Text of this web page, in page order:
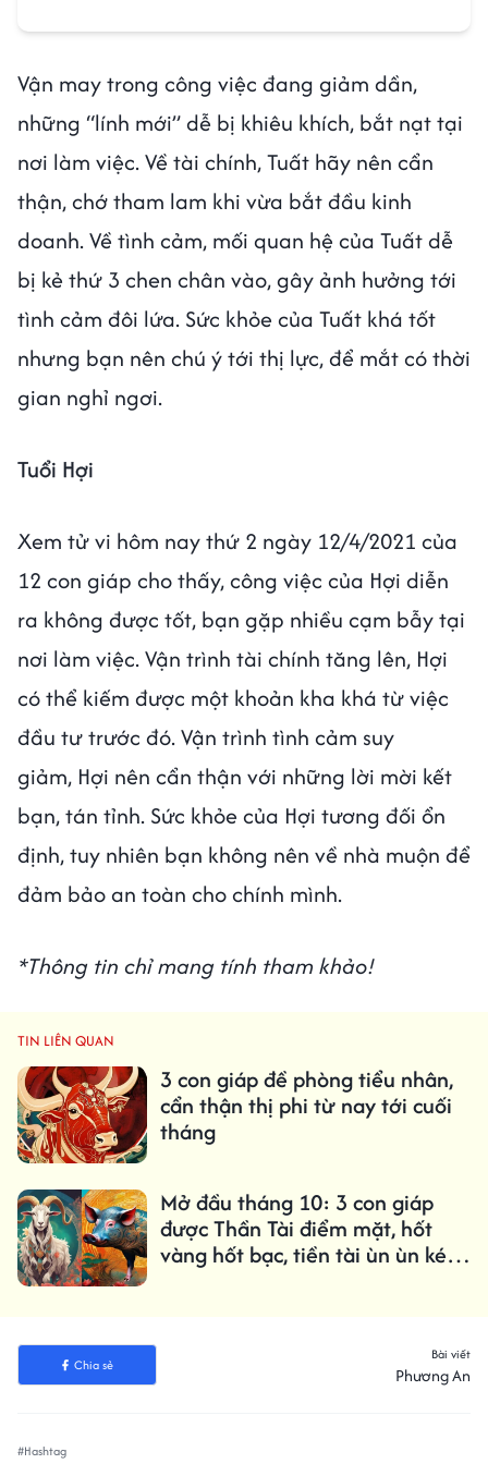
Vận may trong công việc đang giảm dần,
những “lính mới” dễ bị khiêu khích, bắt nạt tại
nơi làm việc. Về tài chính, Tuất hãy nên cẩn
thận, chớ tham lam khi vừa bắt đầu kinh
doanh. Về tình cảm, mối quan hệ của Tuất dễ
bị kẻ thứ 3 chen chân vào, gây ảnh hưởng tới
tình cảm đôi lứa. Sức khỏe của Tuất khá tốt
nhưng bạn nên chú ý tới thị lực, để mắt có thời
gian nghỉ ngơi.
Tuổi Hợi
Xem tử vi hôm nay thứ 2 ngày 12/4/2021 của
12 con giáp cho thấy, công việc của Hợi diễn
ra không được tốt, bạn gặp nhiều cạm bẫy tại
nơi làm việc. Vận trình tài chính tăng lên, Hợi
có thể kiếm được một khoản kha khá từ việc
đầu tư trước đó. Vận trình tình cảm suy
giảm, Hợi nên cẩn thận với những lời mời kết
bạn, tán tỉnh. Sức khỏe của Hợi tương đối ổn
định, tuy nhiên bạn không nên về nhà muộn để
đảm bảo an toàn cho chính mình.
*Thông tin chỉ mang tính tham khảo!
TIN LIÊN QUAN
3 con giáp đề phòng tiểu nhân,
cẩn thận thị phi từ nay tới cuối
tháng
Mở đầu tháng 10: 3 con giáp
được Thần Tài điểm mặt, hốt
vàng hốt bạc, tiền tài ùn ùn kéo
Chia sẻ
Bài viết
Phương An
#Hashtag